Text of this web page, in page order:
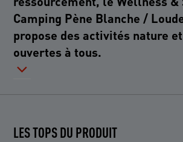
Camping Pène Blanche /
propose des activités nature
ouvertes à tous.
LES TOPS DU PRODUIT